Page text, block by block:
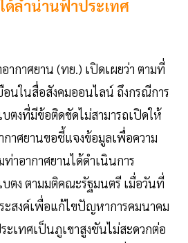
ด้ล้ำน่านฟ้าประเทศ
ากาศยาน (ทย.) เปิดเผยว่า ตามที่
นในสื่อสังคมออนไลน์ ถึงกรณีการ
บตงที่มีข้อติดขัดไม่สามารถเปิดให้
าศยานขอชี้แจงข้อมูลเพื่อความ
ท่าอากาศยานได้ดำเนินการ
บตง ตามมติคณะรัฐมนตรี เมื่อวันที่
ะสงค์เพื่อแก้ไขปัญหาการคมนาคม
เทศเป็นภูเขาสูงชันไม่สะดวกต่อ